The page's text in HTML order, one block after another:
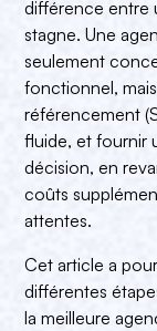
différence entre
stagne. Une
seulement
fonctionnel,
référencement
fluide, et fournir
décision, en
coûts
attentes.
Cet article a
différentes
la meilleure